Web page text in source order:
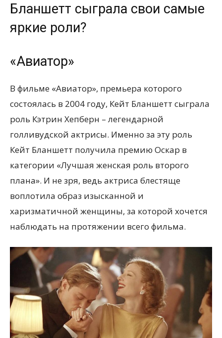
Бланшетт сыграла свои самые
яркие роли?
«Авиатор»
В фильме «Авиатор», премьера которого
состоялась в 2004 году, Кейт Бланшетт сыграла
роль Кэтрин Хепберн – легендарной
голливудской актрисы. Именно за эту роль
Кейт Бланшетт получила премию Оскар в
категории «Лучшая женская роль второго
плана». И не зря, ведь актриса блестяще
воплотила образ изысканной и
харизматичной женщины, за которой хочется
наблюдать на протяжении всего фильма.